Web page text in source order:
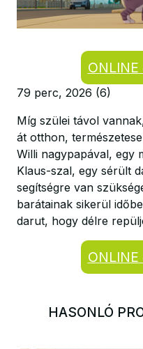
79 perc, 2026 (6)
Míg szülei távol
át otthon,
Willi nagypapával, egy
Klaus-szal, egy sérült
segítségre van
barátainak sikerül
darut, hogy délre
HASONLÓ